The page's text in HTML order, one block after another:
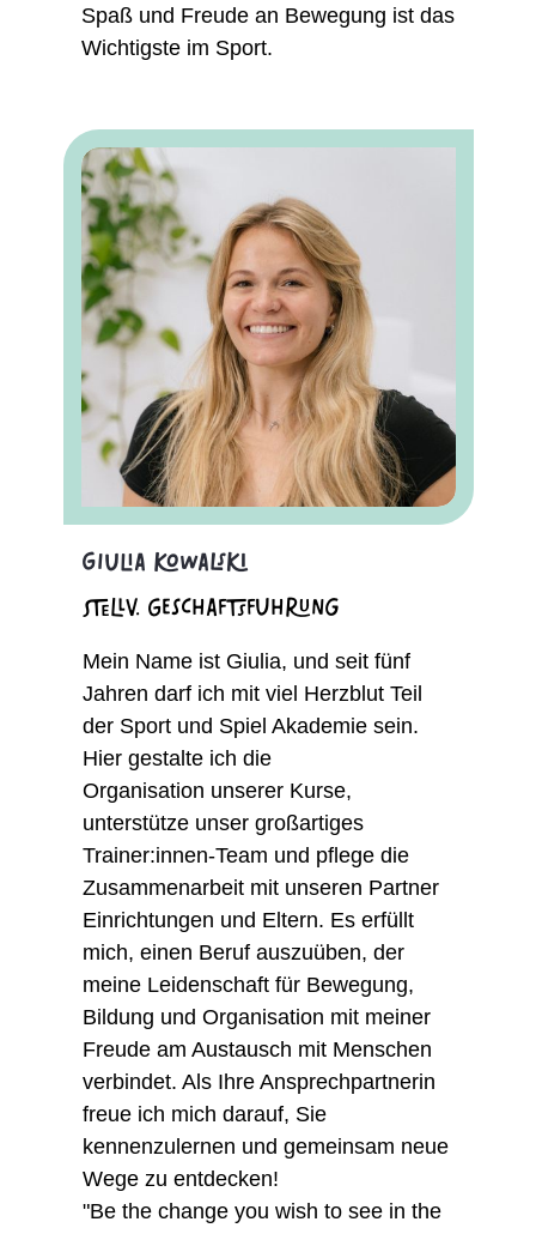
Spaß und Freude an Bewegung ist das
Wichtigste im Sport.
Giulia Kowalski
stellv. Geschäftsführung
Mein Name ist Giulia, und seit fünf
Jahren darf ich mit viel Herzblut Teil
der Sport und Spiel Akademie sein.
Hier gestalte ich die
Organisation unserer Kurse,
unterstütze unser großartiges
Trainer:innen-Team und pflege die
Zusammenarbeit mit unseren Partner
Einrichtungen und Eltern. Es erfüllt
mich, einen Beruf auszuüben, der
meine Leidenschaft für Bewegung,
Bildung und Organisation mit meiner
Freude am Austausch mit Menschen
verbindet. Als Ihre Ansprechpartnerin
freue ich mich darauf, Sie
kennenzulernen und gemeinsam neue
Wege zu entdecken!
"Be the change you wish to see in the